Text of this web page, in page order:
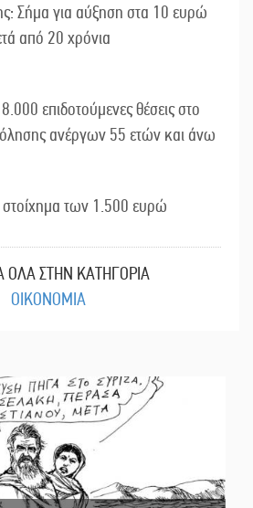
Σήμα για αύξηση στα 10 ευρώ
από 20 χρόνια
επιδοτούμενες θέσεις στο
ανέργων 55 ετών και άνω
των 1.500 ευρώ
ΟΛΑ ΣΤΗΝ ΚΑΤΗΓΟΡΙΑ
ΟΙΚΟΝΟΜΙΑ